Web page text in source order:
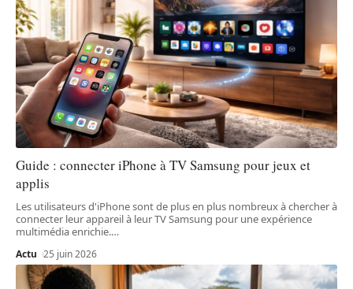
Guide : connecter iPhone à TV Samsung pour jeux et
applis
Les utilisateurs d'iPhone sont de plus en plus nombreux à chercher à
connecter leur appareil à leur TV Samsung pour une expérience
multimédia enrichie.…
Actu 25 juin 2026